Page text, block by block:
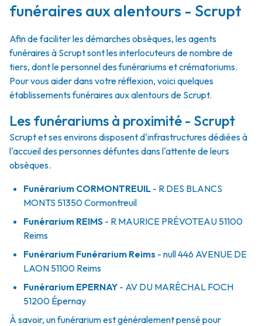
funéraires aux alentours - Scrupt
Afin de faciliter les démarches obsèques, les agents
funéraires à Scrupt sont les interlocuteurs de nombre de
tiers, dont le personnel des funérariums et crématoriums.
Pour vous aider dans votre réflexion, voici quelques
établissements funéraires aux alentours de Scrupt.
Les funérariums à proximité - Scrupt
Scrupt et ses environs disposent d'infrastructures dédiées à
l'accueil des personnes défuntes dans l'attente de leurs
obsèques.
Funérarium CORMONTREUIL - R DES BLANCS
MONTS 51350Cormontreuil
Funérarium REIMS - R MAURICE PRÉVOTEAU 51100
Reims
Funérarium Funérarium Reims - null446 AVENUE DE
LAON 51100 Reims
Funérarium EPERNAY - AV DU MARÉCHAL FOCH
51200 Épernay
À savoir, un funérarium est généralement pensé pour